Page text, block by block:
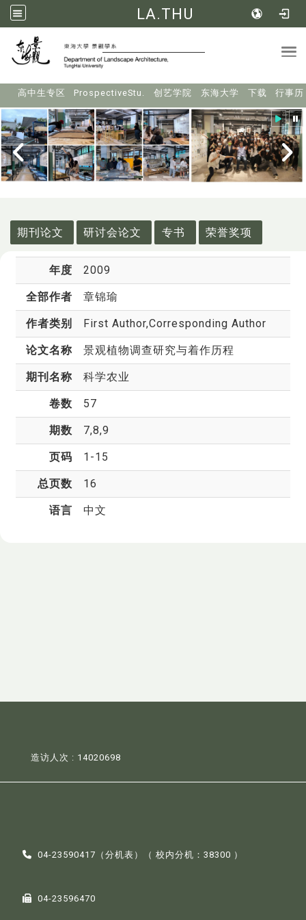
LA.THU
高中生专区 ProspectiveStu. 创艺学院 东海大学 下载 行事历
期刊论文
研讨会论文 专书 荣誉奖项
年度 2009
全部作者 章锦瑜
作者类别 First Author,Corresponding Author
论文名称 景观植物调查研究与着作历程
期刊名称 科学农业
卷数 57
期数 7,8,9
页码 1-15
总页数 16
语言 中文
造访人次 : 14020698
04-23590417（分机表 ）（ 校内分机：38300 ）
04-23596470